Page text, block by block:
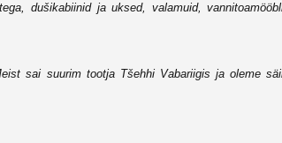
dušikabiinid ja uksed, valamuid,
sai suurim tootja Tšehhi Vabariigis ja oleme